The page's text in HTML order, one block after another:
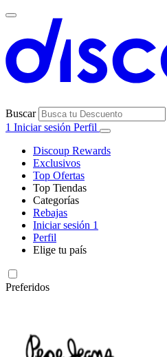
Buscar
1 Iniciar sesión Perfil
Discoup Rewards
Exclusivos
Top Ofertas
Top Tiendas
AliExpress
Categorías
Electrónica e
Rebajas
Iniciar sesión 1
Perfil
Elige tu país
Preferidos